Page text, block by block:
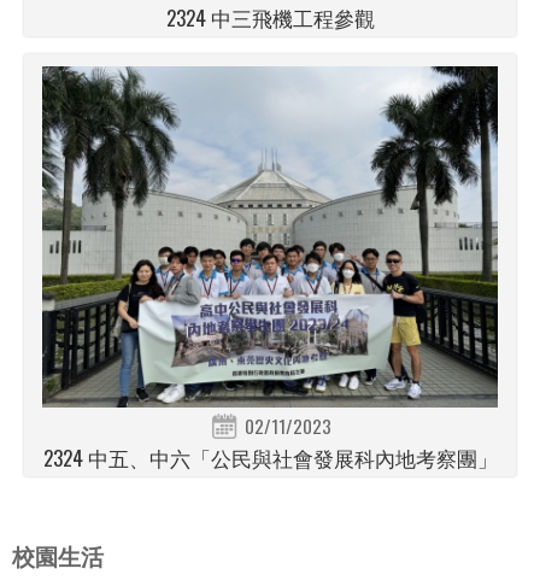
2324 中三飛機工程參觀
02/11/2023
2324 中五、中六「公民與社會發展科內地考察團」
校園生活